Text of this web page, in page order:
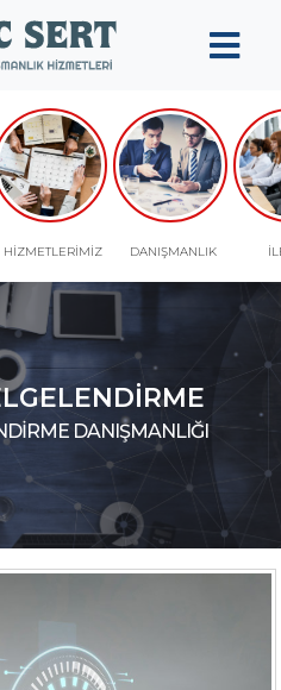
HİZMETLERİMİZ DANIŞMANLIK
DANIŞMANLIĞI